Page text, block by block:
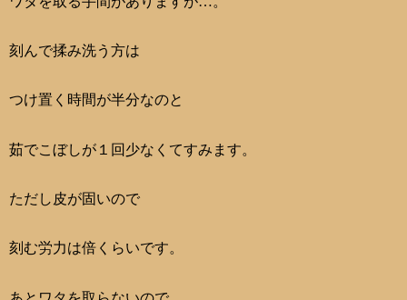
刻んで揉み洗う方は
つけ置く時間が半分なのと
茹でこぼしが１回少なくてすみます。
ただし皮が固いので
刻む労力は倍くらいです。